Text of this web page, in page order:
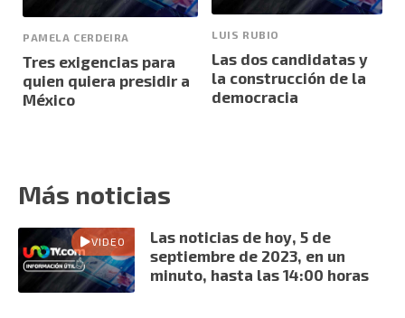
PAMELA CERDEIRA
Tres exigencias para
quien quiera presidir a
México
LUIS RUBIO
Las dos candidatas y
la construcción de la
democracia
Más noticias
VIDEO
Las noticias de hoy, 5 de
septiembre de 2023, en un
minuto, hasta las 14:00 horas